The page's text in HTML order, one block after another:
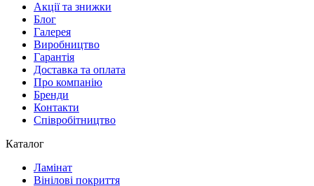
Акції та знижки
Блог
Галерея
Виробництво
Гарантія
Доставка та оплата
Про компанію
Бренди
Контакти
Співробітництво
Каталог
Ламінат
Вінілові покриття